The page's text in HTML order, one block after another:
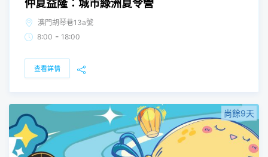
仲夏益隆：城市綠洲夏令營
澳門胡琴巷13a號
8:00 - 18:00
查看詳情
尚餘9天